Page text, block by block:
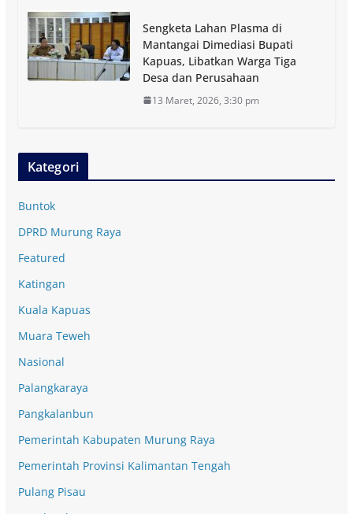
Sengketa Lahan Plasma di
Mantangai Dimediasi Bupati
Kapuas, Libatkan Warga Tiga
Desa dan Perusahaan
13 Maret, 2026, 3:30 pm
Kategori
Buntok
DPRD Murung Raya
Featured
Katingan
Kuala Kapuas
Muara Teweh
Nasional
Palangkaraya
Pangkalanbun
Pemerintah Kabupaten Murung Raya
Pemerintah Provinsi Kalimantan Tengah
Pulang Pisau